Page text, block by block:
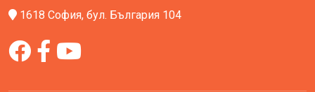
1618 София, бул. България 104